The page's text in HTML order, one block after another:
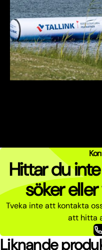
Hittar du
söker
Tveka inte att kontakta
att hitta
Liknande